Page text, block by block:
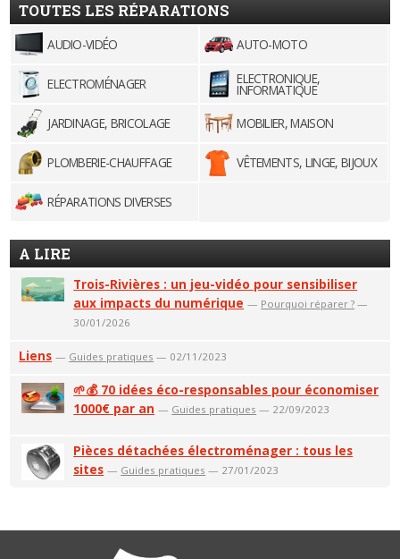
TOUTES LES RÉPARATIONS
AUDIO-VIDÉO AUTO-MOTO
ELECTROMÉNAGER ELECTRONIQUE,
INFORMATIQUE
JARDINAGE, BRICOLAGE
MOBILIER, MAISON
PLOMBERIE-CHAUFFAGE VÊTEMENTS, LINGE, BIJOUX
RÉPARATIONS DIVERSES
A LIRE
Trois-Rivières : un jeu-vidéo pour sensibiliser
aux impacts du numérique — Pourquoi réparer ? —
30/01/2026
Liens — Guides pratiques — 02/11/2023
🌱💰 70 idées éco-responsables pour économiser
1000€ par an — Guides pratiques — 22/09/2023
Pièces détachées électroménager : tous les
sites — Guides pratiques — 27/01/2023